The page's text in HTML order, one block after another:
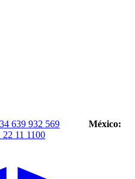
639 932 569 México:
22 11 1100